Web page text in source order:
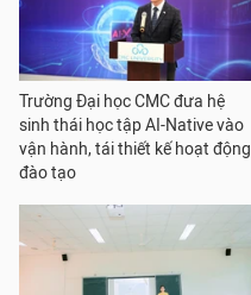
Trường Đại học CMC đưa hệ
sinh thái học tập AI-Native vào
vận hành, tái thiết kế hoạt động
đào tạo